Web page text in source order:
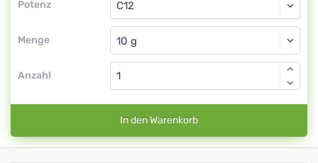
Potenz
C12
Menge
Globuli
Anzahl
In den Warenkorb